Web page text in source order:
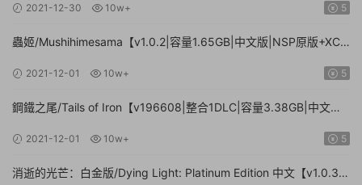
2021-12-30 10w+ 5
蟲姬/Mushihimesama【v1.0.2|容量1.65GB|中文版|NSP原版+XCI
2021-12-01 10w+ 5
鋼鐵之尾/Tails of Iron【v196608|整合1DLC|容量3.38GB|中文
2021-12-01 10w+ 5
消逝的光芒：白金版/Dying Light: Platinum Edition 中文【v1.0.3|